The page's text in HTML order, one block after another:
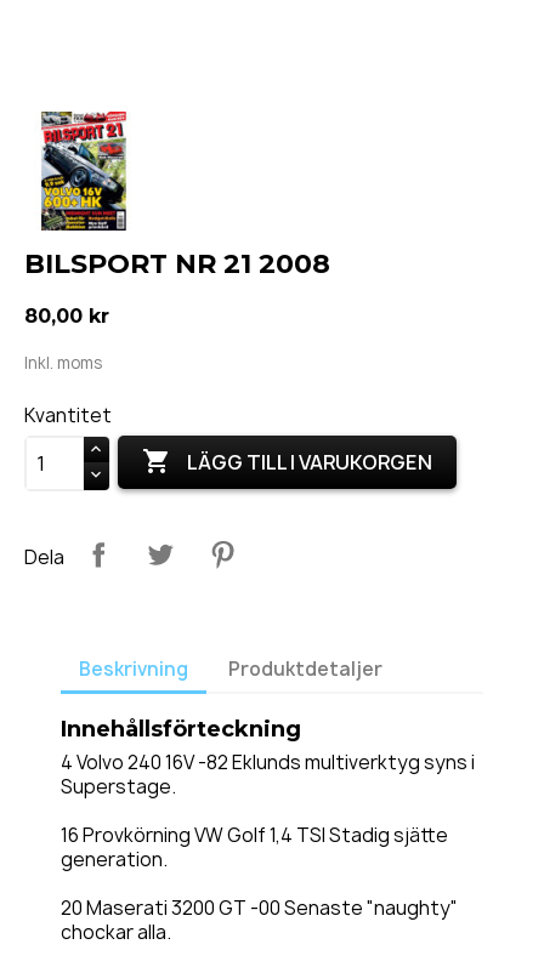
BILSPORT NR 21 2008
80,00 kr
Inkl. moms
Kvantitet
 LÄGG TILL I VARUKORGEN
Dela
Beskrivning Produktdetaljer
Innehållsförteckning
4 Volvo 240 16V -82 Eklunds multiverktyg syns i
Superstage.
16 Provkörning VW Golf 1,4 TSI Stadig sjätte
generation.
20 Maserati 3200 GT -00 Senaste "naughty"
chockar alla.